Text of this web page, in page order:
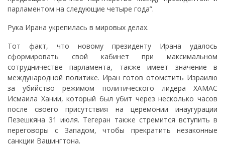
парламентом на следующие четыре года”.
Рука Ирана укрепилась в мировых делах.
Тот факт, что новому президенту Ирана удалось
сформировать свой кабинет при максимальном
сотрудничестве парламента, также имеет значение в
международной политике. Иран готов отомстить Израилю
за убийство режимом политического лидера ХАМАС
Исмаила Хании, который был убит через несколько часов
после своего присутствия на церемонии инаугурации
Пезешкяна 31 июля. Тегеран также стремится вступить в
переговоры с Западом, чтобы прекратить незаконные
санкции Вашингтона.